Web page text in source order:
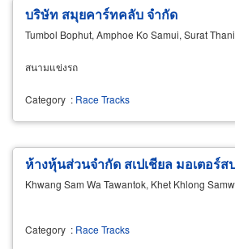
บริษัท สมุยคาร์ทคลับ จำกัด
Tumbol Bophut, Amphoe Ko Samui, Surat
สนามแข่งรถ
Category : Race Tracks
ห้างหุ้นส่วนจำกัด สเปเชียล มอเตอร์ส
Khwang Sam Wa Tawantok, Khet Khlong
Category : Race Tracks